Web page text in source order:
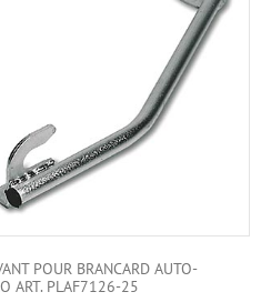
POUR BRANCARD AUTO-
ART. PLAF7126-25